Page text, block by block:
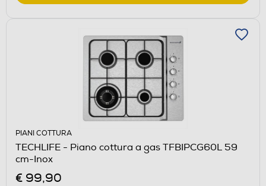
PIANI COTTURA
TECHLIFE - Piano cottura a gas TFBIPCG60L 59
cm-Inox
€ 99,90